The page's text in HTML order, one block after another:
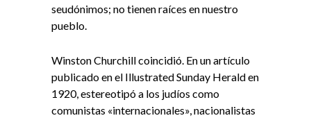
seudónimos; no tienen raíces en nuestro
pueblo.
Winston Churchill coincidió. En un artículo
publicado en el Illustrated Sunday Herald en
1920, estereotipó a los judíos como
comunistas «internacionales», nacionalistas